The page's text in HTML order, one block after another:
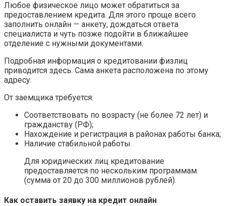
Любое физическое лицо может обратиться за
предоставлением кредита. Для этого проще всего
заполнить онлайн — анкету, дождаться ответа
специалиста и чуть позже подойти в ближайшее
отделение с нужными документами.
Подробная информация о кредитовании физлиц
приводится здесь. Сама анкета расположена по этому
адресу.
От заемщика требуется:
Соответствовать по возрасту (не более 72 лет) и
гражданству (РФ);
Нахождение и регистрация в районах работы банка;
Наличие стабильной работы.
Для юридических лиц кредитование
предоставляется по нескольким программам
(сумма от 20 до 300 миллионов рублей).
Как оставить заявку на кредит онлайн